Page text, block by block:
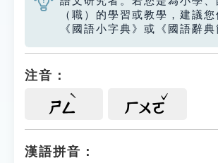
（職）的學習或教學，建議您
《國語小字典》或《國語辭典
注音：
ㄕㄥ ㄏㄨㄛ
漢語拼音：